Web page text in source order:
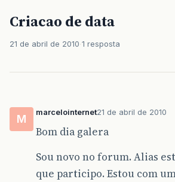
Criacao de data
21 de abril de 2010 1 resposta
M
marcelointernet21 de abril de 2010
Bom dia galera
Sou novo no forum. Alias
que participo. Estou com